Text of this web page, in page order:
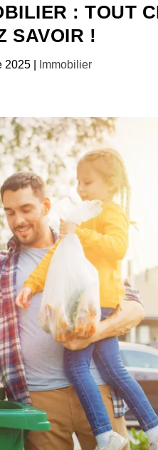
: TOUT
SAVOIR !
2025 Immobilier